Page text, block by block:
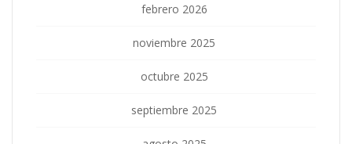
febrero 2026
noviembre 2025
octubre 2025
septiembre 2025